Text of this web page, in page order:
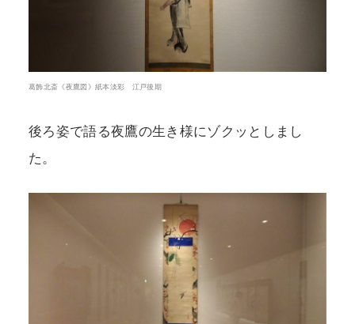
葛飾北斎《夜鷹図》紙本淡彩 江戸後期
後ろ姿で語る夜鷹の生き様にゾクッとしまし
た。